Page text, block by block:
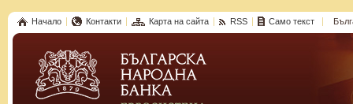
Начало Контакти Карта на сайта RSS Само текст